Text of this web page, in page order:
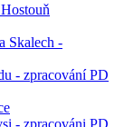
Skalech -
- zpracování PD
- zpracováni PD